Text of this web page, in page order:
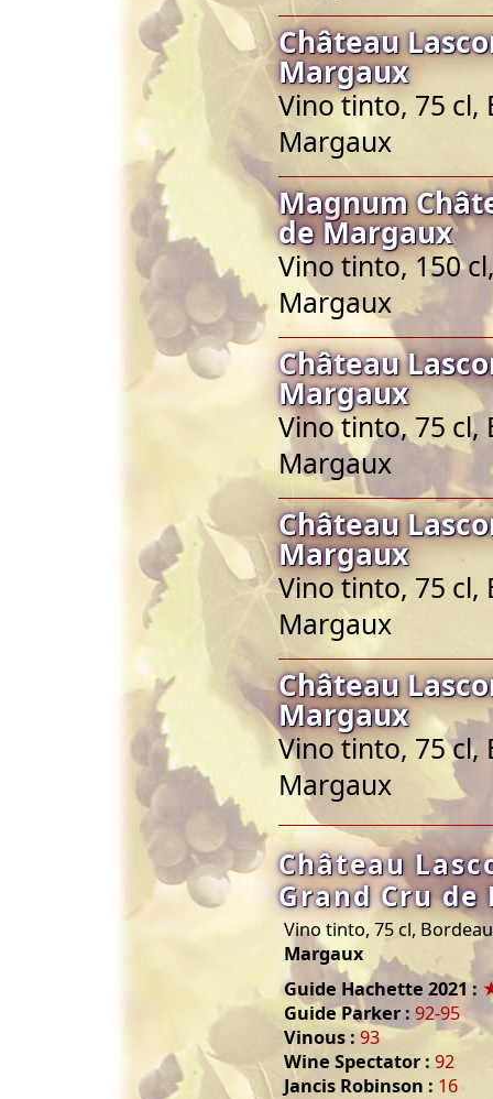
Château
Margaux
Vino tinto, 75 cl,
Margaux
Magnum
de Margaux
Vino tinto, 150
Margaux
Château
Margaux
Vino tinto, 75 cl,
Margaux
Château
Margaux
Vino tinto, 75 cl,
Margaux
Château
Margaux
Vino tinto, 75 cl,
Margaux
Château
Grand Cru de
Vino tinto, 75 cl,
Margaux
Guide Hachette 2021 :
Guide Parker : 92-95
Vinous : 93
Wine Spectator : 92
Jancis Robinson : 16